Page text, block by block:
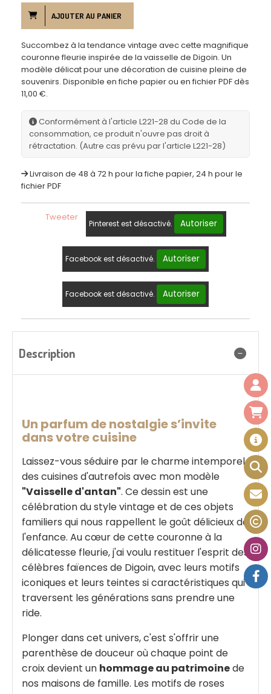
AJOUTER AU PANIER
Succombez à la tendance vintage avec cette magnifique
couronne fleurie inspirée de la vaisselle de Digoin. Un
modèle délicat pour une décoration de cuisine pleine de
souvenirs. Disponible en fiche papier ou en fichier PDF dès
11,00 €.
Conformément à l'article L221-28 du Code de la
consommation, ce produit n'ouvre pas droit à
rétractation. (Autre cas prévu par l'article L221-28)
Livraison de 48 à 72 h pour la fiche papier, 24 h pour le
fichier PDF
Tweeter
Pinterest est désactivé. Autoriser
Facebook est désactivé. Autoriser
Facebook est désactivé. Autoriser
Description
Un parfum de nostalgie s’invite
dans votre cuisine
Laissez-vous séduire par le charme intemporel
des cuisines d'autrefois avec mon modèle
"Vaisselle d'antan". Ce dessin est une
célébration du style vintage et de ces objets
familiers qui nous rappellent le goût délicieux de
l'enfance. Au cœur de cette couronne à la
délicatesse fleurie, j'ai voulu restituer l'esprit des
célèbres faïences de Digoin, avec leurs motifs
iconiques et leurs teintes si caractéristiques qui
traversent les générations sans prendre une
ride.
Plonger dans cet univers, c'est s'offrir une
parenthèse de douceur où chaque point de
croix devient un hommage au patrimoinede
nos maisons de famille. Les motifs de roses